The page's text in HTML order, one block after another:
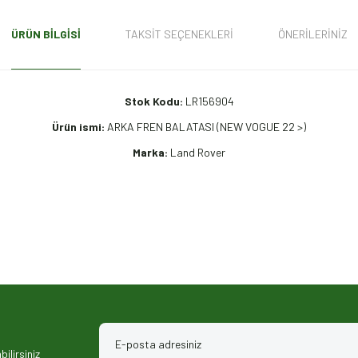
ÜRÜN BILGISI TAKSIT SEÇENEKLERI ÖNERILERINIZ
Stok Kodu: LR156904
Ürün ismi: ARKA FREN BALATASI (NEW VOGUE 22 >)
Marka: Land Rover